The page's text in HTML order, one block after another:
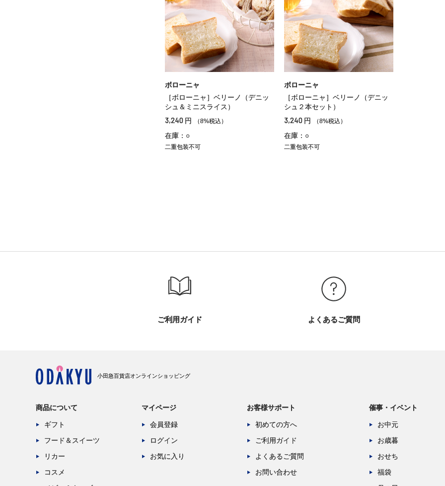
ボローニャ
［ボローニャ］ベリーノ（デニッ
シュ＆ミニスライス）
3,240 円 （8%税込）
在庫：○
二重包装不可
ボローニャ
［ボローニャ］ベリーノ（デニッ
シュ２本セット）
3,240 円 （8%税込）
在庫：○
二重包装不可
ご利用ガイド よくあるご質問
小田急百貨店オンラインショッピング
商品について
ギフト
フード＆スイーツ
リカー
コスメ
マイページ
会員登録
ログイン
お気に入り
お客様サポート
初めての方へ
ご利用ガイド
よくあるご質問
お問い合わせ
催事・イベント
お中元
お歳暮
おせち
福袋